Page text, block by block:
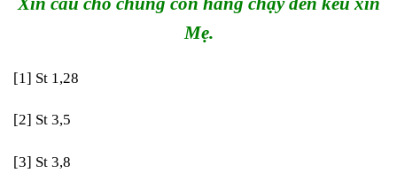
Mẹ.
[1] St 1,28
[2] St 3,5
[3] St 3,8